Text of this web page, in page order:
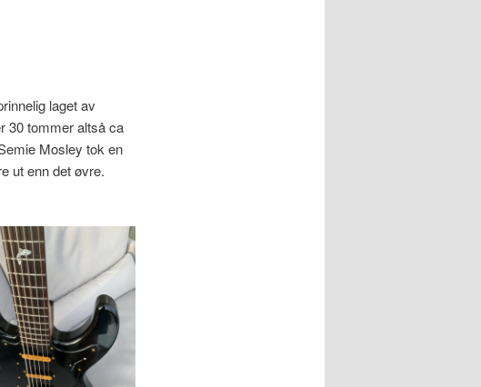
laget av
30 tommer altså ca
Mosley tok en
ut enn det øvre.